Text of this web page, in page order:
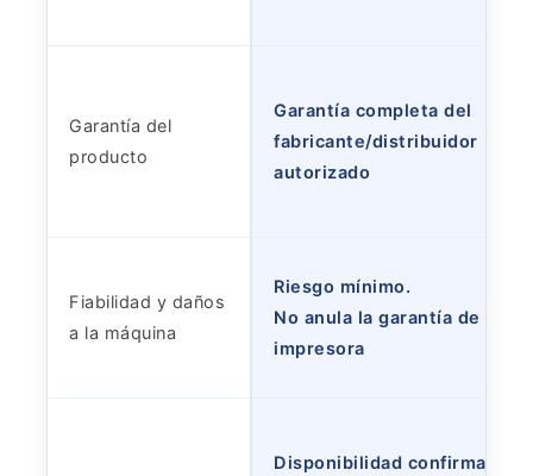
Garantía del
producto
Garantía completa del
fabricante/distribuidor
autorizado
Fiabilidad y daños
a la máquina
Riesgo mínimo.
No anula la garantía de la
impresora
Disponibilidad confirmada